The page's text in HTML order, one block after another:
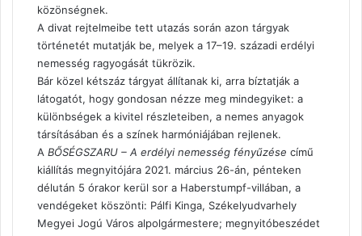
közönségnek.
A divat rejtelmeibe tett utazás során azon tárgyak
történetét mutatják be, melyek a 17–19. századi erdélyi
nemesség ragyogását tükrözik.
Bár közel kétszáz tárgyat állítanak ki, arra bíztatják a
látogatót, hogy gondosan nézze meg mindegyiket: a
különbségek a kivitel részleteiben, a nemes anyagok
társításában és a színek harmóniájában rejlenek.
A BŐSÉGSZARU – A erdélyi nemesség fényűzése című
kiállítás megnyitójára 2021. március 26-án, pénteken
délután 5 órakor kerül sor a Haberstumpf-villában, a
vendégeket köszönti: Pálfi Kinga, Székelyudvarhely
Megyei Jogú Város alpolgármestere; megnyitóbeszédet